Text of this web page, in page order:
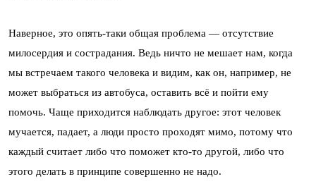
Наверное, это опять-таки общая проблема — отсутствие
милосердия и сострадания. Ведь ничто не мешает нам, когда
мы встречаем такого человека и видим, как он, например, не
может выбраться из автобуса, оставить всё и пойти ему
помочь. Чаще приходится наблюдать другое: этот человек
мучается, падает, а люди просто проходят мимо, потому что
каждый считает либо что поможет кто-то другой, либо что
этого делать в принципе совершенно не надо.